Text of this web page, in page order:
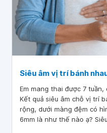
Siêu âm vị trí bánh
Em mang thai được 7
Kết quả siêu âm chỗ vị trí
rộng, dưới màng đệm có
6mm là như thế nào ạ?